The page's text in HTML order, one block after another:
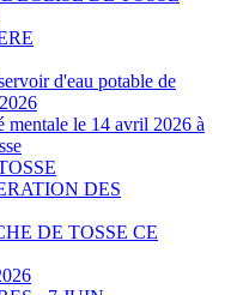
d'eau potable de
mentale le 14 avril 2026 à
DES
DE TOSSE CE